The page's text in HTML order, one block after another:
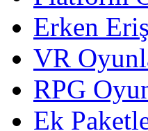
Erken
VR
RPG
Ek